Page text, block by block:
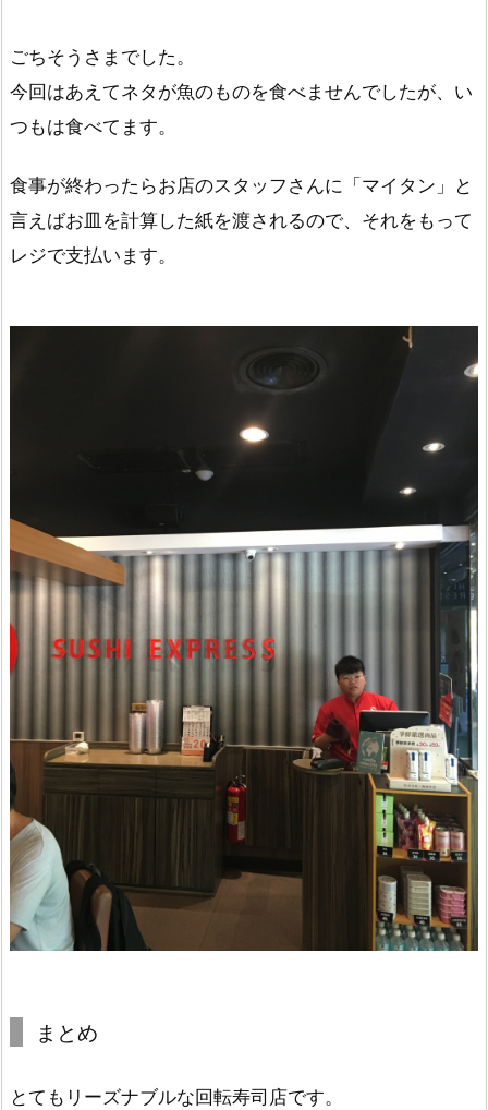
ごちそうさまでした。
今回はあえてネタが魚のものを食べませんでしたが、い
つもは食べてます。
食事が終わったらお店のスタッフさんに「マイタン」と
言えばお皿を計算した紙を渡されるので、それをもって
レジで支払います。
まとめ
とてもリーズナブルな回転寿司店です。